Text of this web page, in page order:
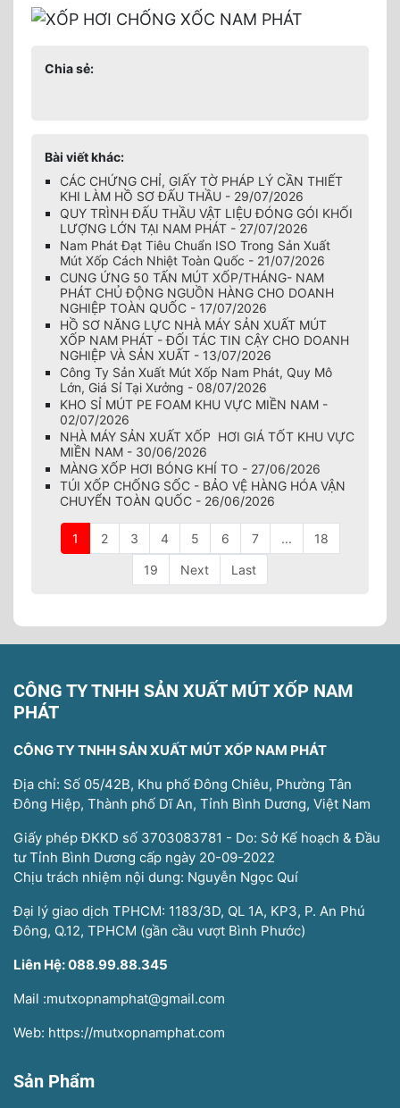
Chia sẻ:
Bài viết khác:
CÁC CHỨNG CHỈ, GIẤY TỜ PHÁP LÝ CẦN THIẾT
KHI LÀM HỒ SƠ ĐẤU THẦU - 29/07/2026
QUY TRÌNH ĐẤU THẦU VẬT LIỆU ĐÓNG GÓI KHỐI
LƯỢNG LỚN TẠI NAM PHÁT - 27/07/2026
Nam Phát Đạt Tiêu Chuẩn ISO Trong Sản Xuất
Mút Xốp Cách Nhiệt Toàn Quốc - 21/07/2026
CUNG ỨNG 50 TẤN MÚT XỐP/THÁNG- NAM
PHÁT CHỦ ĐỘNG NGUỒN HÀNG CHO DOANH
NGHIỆP TOÀN QUỐC - 17/07/2026
HỒ SƠ NĂNG LỰC NHÀ MÁY SẢN XUẤT MÚT
XỐP NAM PHÁT - ĐỐI TÁC TIN CẬY CHO DOANH
NGHIỆP VÀ SẢN XUẤT - 13/07/2026
Công Ty Sản Xuất Mút Xốp Nam Phát, Quy Mô
Lớn, Giá Sỉ Tại Xưởng - 08/07/2026
KHO SỈ MÚT PE FOAM KHU VỰC MIỀN NAM -
02/07/2026
NHÀ MÁY SẢN XUẤT XỐP HƠI GIÁ TỐT KHU VỰC
MIỀN NAM - 30/06/2026
MÀNG XỐP HƠI BÓNG KHÍ TO - 27/06/2026
TÚI XỐP CHỐNG SỐC - BẢO VỆ HÀNG HÓA VẬN
CHUYỂN TOÀN QUỐC - 26/06/2026
1 2 3 4 5 6 7 ... 18
19 Next Last
CÔNG TY TNHH SẢN XUẤT MÚT XỐP NAM
PHÁT
CÔNG TY TNHH SẢN XUẤT MÚT XỐP NAM PHÁT
Địa chỉ: Số 05/42B, Khu phố Đông Chiêu, Phường Tân
Đông Hiệp, Thành phố Dĩ An, Tỉnh Bình Dương, Việt Nam
Giấy phép ĐKKD số 3703083781 - Do: Sở Kế hoạch & Đầu
tư Tỉnh Bình Dương cấp ngày 20-09-2022
Chịu trách nhiệm nội dung: Nguyễn Ngọc Quí
Đại lý giao dịch TPHCM: 1183/3D, QL 1A, KP3, P. An Phú
Đông, Q.12, TPHCM (gần cầu vượt Bình Phước)
Liên Hệ: 088.99.88.345
Mail :mutxopnamphat@gmail.com
Web: https://mutxopnamphat.com
Sản Phẩm